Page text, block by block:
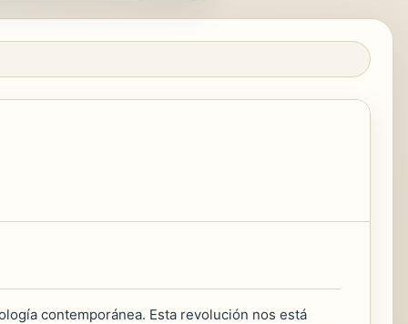
contemporánea. Esta revolución nos está